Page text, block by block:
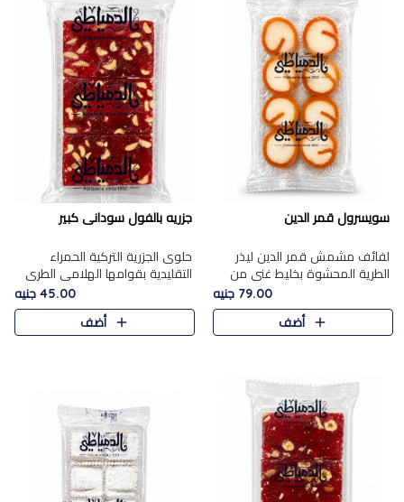
سويسرول قمر الدين
لفائف مشمش قمر الدين ليذر
الطرية المحشوة بخليط غني من
جوز الهند الأبيض والمكسرات
الفاخرة، يقدم المذاق الحلو
الطبيعي لقمر الدين و تجمع بين
79.00 جنيه
أضف
جزريه بالفول سودانى كبير
حلوى الجزرية التركية الحمراء
التقليدية بقوامها الهلامي الطري
ولونها الأحمر المميز، محشوة
بسخاء بالفول السوداني المحمص
لتمنحك توازنًا رائعًا ..
45.00 جنيه
أضف